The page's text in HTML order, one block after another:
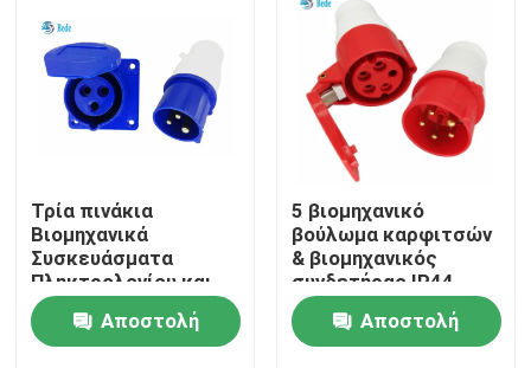
Προϊόντα
Σχετικά με εμάς
Τρία πινάκια
Βιομηχανικά
Συσκευάσματα
Πληκτρολογίου και
Σοκέτας
Αποστολή
5 βιομηχανικό
βούλωμα καρφιτσών
& βιομηχανικός
συνδετήρας IP44
AC380-415V 16A
δύναμης υποδοχών
Αποστολή